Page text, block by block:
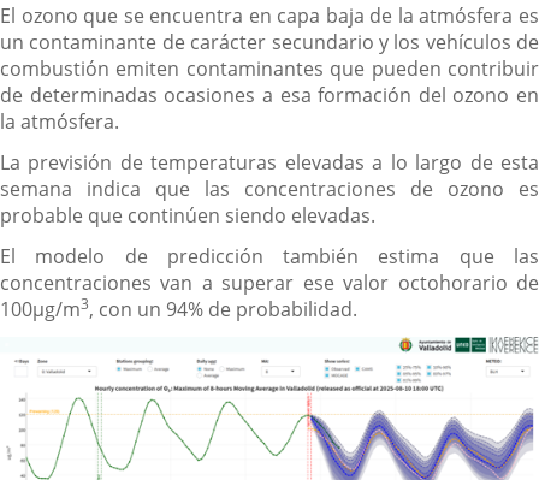
El ozono que se encuentra en capa baja de la atmósfera es
un contaminante de carácter secundario y los vehículos de
combustión emiten contaminantes que pueden contribuir
de determinadas ocasiones a esa formación del ozono en
la atmósfera.
La previsión de temperaturas elevadas a lo largo de esta
semana indica que las concentraciones de ozono es
probable que continúen siendo elevadas.
El modelo de predicción también estima que las
concentraciones van a superar ese valor octohorario de
100µg/m3, con un 94% de probabilidad.